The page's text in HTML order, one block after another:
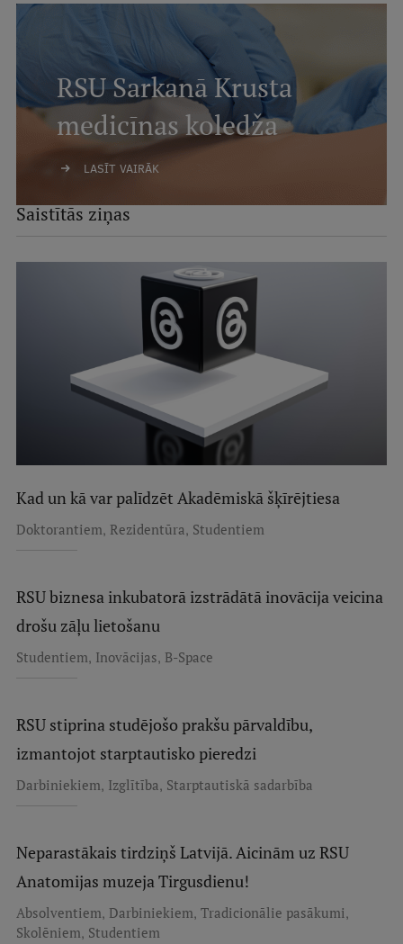
RSU Sarkanā Krusta
medicīnas koledža
LASĪT VAIRĀK
Saistītās ziņas
Kad un kā var palīdzēt Akadēmiskā šķīrējtiesa
Doktorantiem, Rezidentūra, Studentiem
RSU biznesa inkubatorā izstrādātā inovācija veicina
drošu zāļu lietošanu
Studentiem, Inovācijas, B-Space
RSU stiprina studējošo prakšu pārvaldību,
izmantojot starptautisko pieredzi
Darbiniekiem, Izglītība, Starptautiskā sadarbība
Neparastākais tirdziņš Latvijā. Aicinām uz RSU
Anatomijas muzeja Tirgusdienu!
Absolventiem, Darbiniekiem, Tradicionālie pasākumi,
Skolēniem, Studentiem